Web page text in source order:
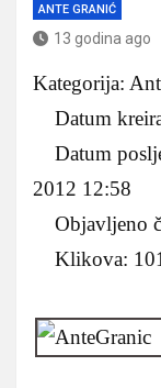
ANTE GRANIĆ
13 godina ago
Kategorija:
Datum
Datum
2012 12:58
Objavljeno
Klikova: